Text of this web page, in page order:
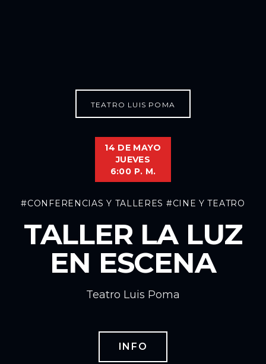
TEATRO LUIS POMA
14 DE MAYO
JUEVES
6:00 P. M.
#CONFERENCIAS Y TALLERES #CINE Y TEATRO
TALLER LA LUZ
EN ESCENA
Teatro Luis Poma
INFO